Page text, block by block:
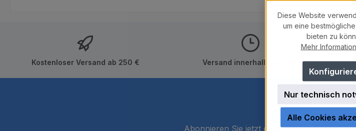
Kostenloser Versand ab 250 € Versand innerhalb von 24h
Abonnieren Sie jetzt einfach unseren
Diese Website
um eine
bieten zu
Mehr
Nur technisch
Alle Cookies